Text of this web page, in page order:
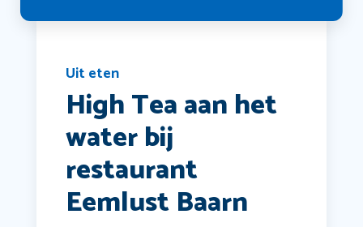
Uit eten
High Tea aan het
water bij
restaurant
Eemlust Baarn